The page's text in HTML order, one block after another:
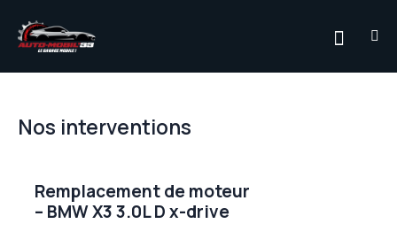
Nos interventions
Remplacement de moteur
– BMW X3 3.0L D x-drive